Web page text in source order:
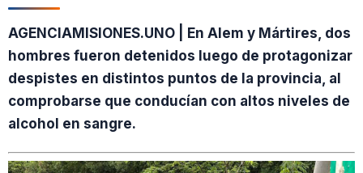
AGENCIAMISIONES.UNO | En Alem y Mártires, dos
hombres fueron detenidos luego de protagonizar
despistes en distintos puntos de la provincia, al
comprobarse que conducían con altos niveles de
alcohol en sangre.